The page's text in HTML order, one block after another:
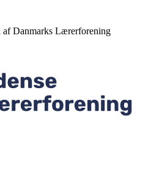
Danmarks Lærerforening